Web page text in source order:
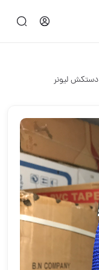
دستکش لیونر